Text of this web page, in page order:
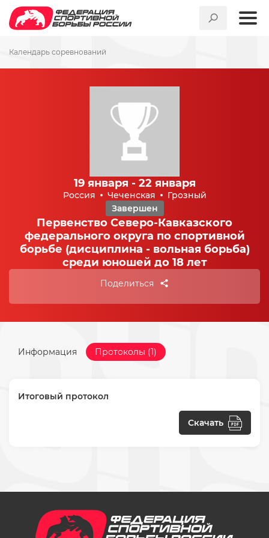
Календарь соревнований
19 января - 22 января
Россия Чеченская
Грозный
Завершен
Первенство Северо-Кавказского
федерального округа по спортивной
борьбе (дисциплина - вольная борьба)
среди юношей до 18 лет
Поделиться
Информация Протоколы (1)
Итоговый протокол
Скачать